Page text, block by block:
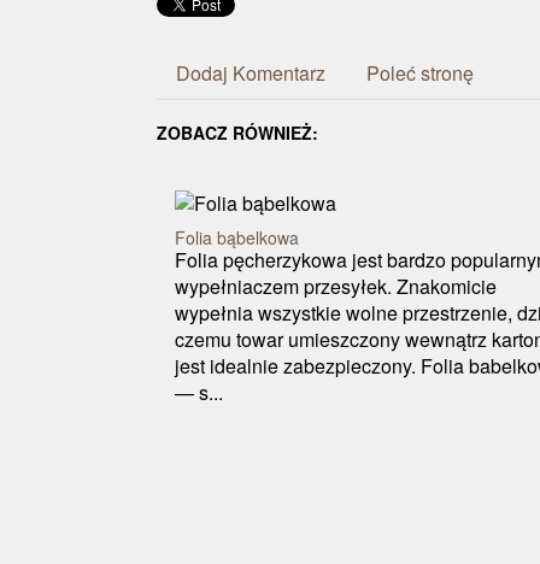
Dodaj Komentarz Poleć stronę
ZOBACZ RÓWNIEŻ:
Folia bąbelkowa
Folia pęcherzykowa jest bardzo
wypełniaczem przesyłek. Znakomicie
wypełnia wszystkie wolne przestrzenie,
czemu towar umieszczony wewnątrz
jest idealnie zabezpieczony. Folia
— s...